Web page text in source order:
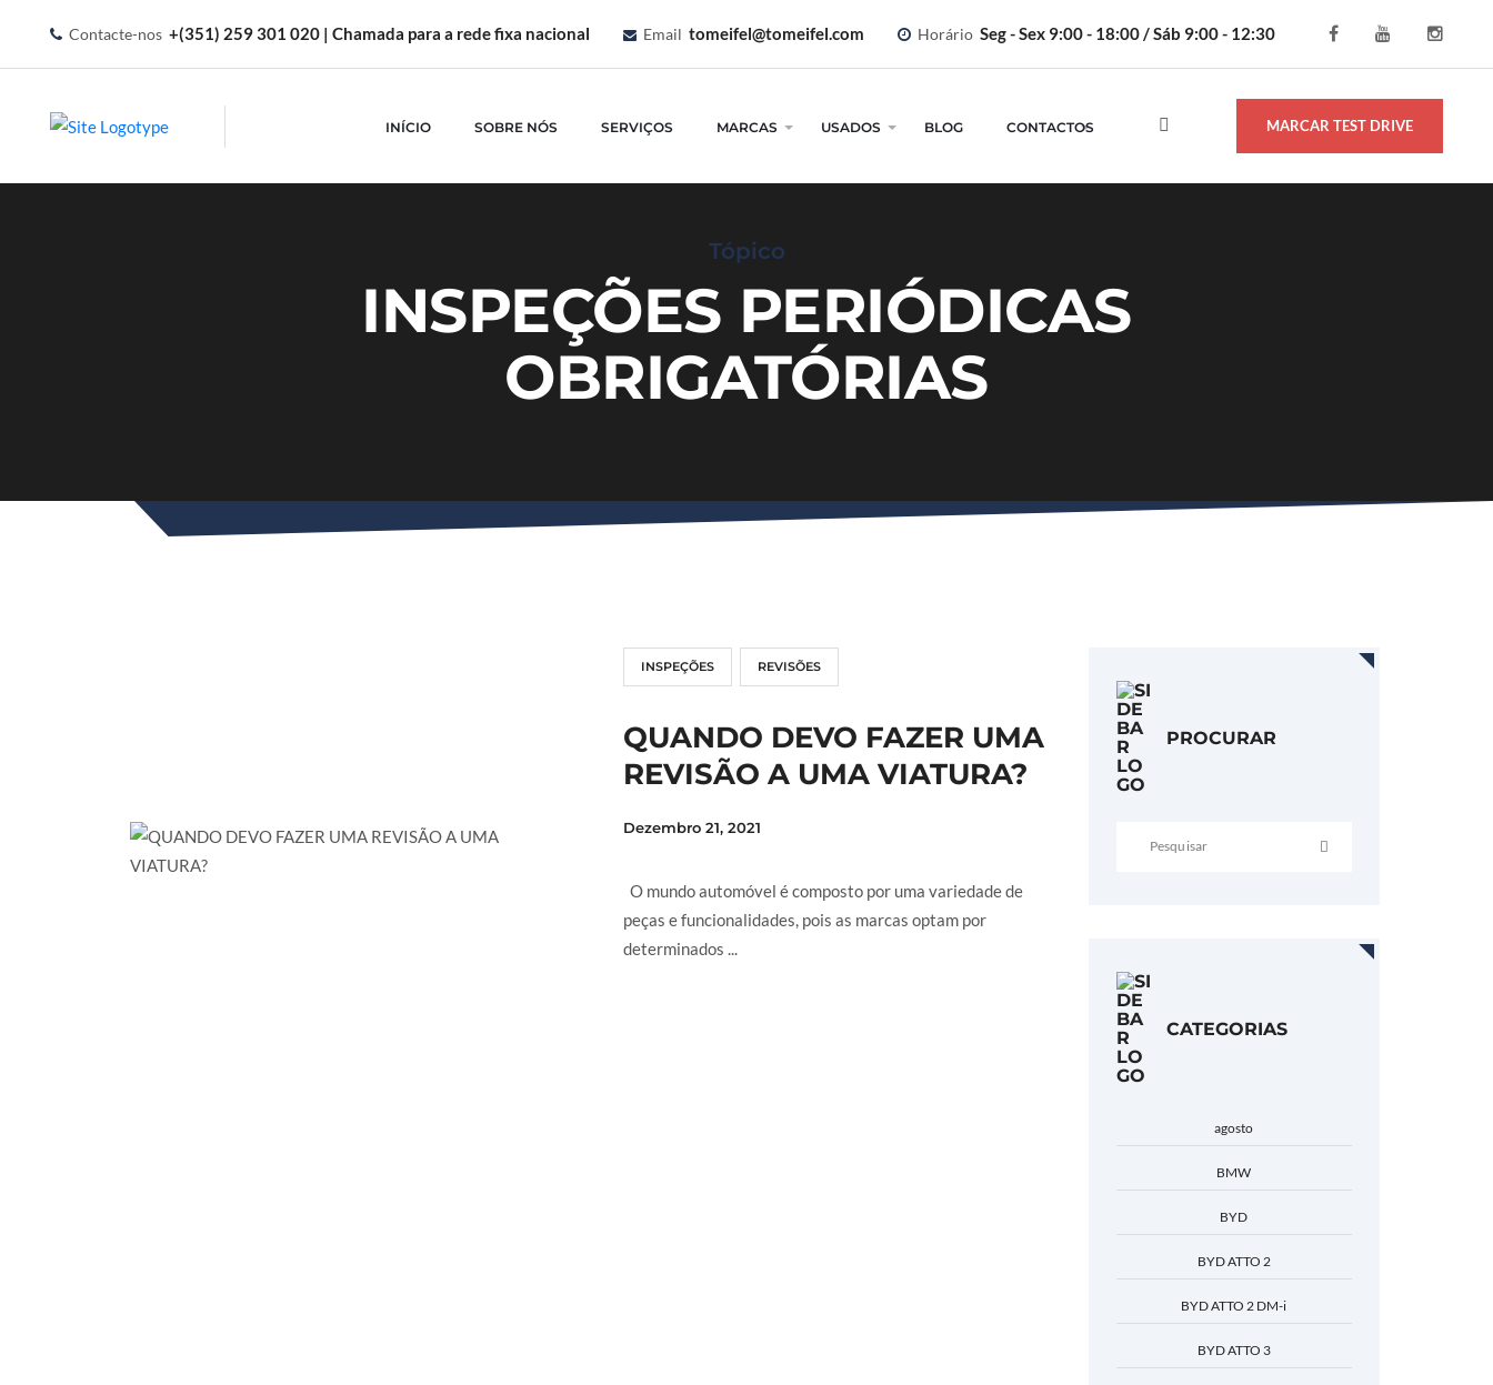
Contacte-nos +(351) 259 301 020 | Chamada para a rede fixa nacional Email tomeifel@tomeifel.com Horário Seg - Sex 9:00 - 18:00 / Sáb 9:00 - 12:30
INÍCIO SOBRE NÓS SERVIÇOS MARCAS USADOS BLOG CONTACTOS MARCAR TEST DRIVE
Tópico
INSPEÇÕES PERIÓDICAS
OBRIGATÓRIAS
INSPEÇÕES REVISÕES
QUANDO DEVO FAZER UMA
REVISÃO A UMA VIATURA?
Dezembro 21, 2021
O mundo automóvel é composto por uma variedade de
peças e funcionalidades, pois as marcas optam por
determinados ...
PROCURAR
CATEGORIAS
agosto
BMW
BYD
BYD ATTO 2
BYD ATTO 2 DM-i
BYD ATTO 3